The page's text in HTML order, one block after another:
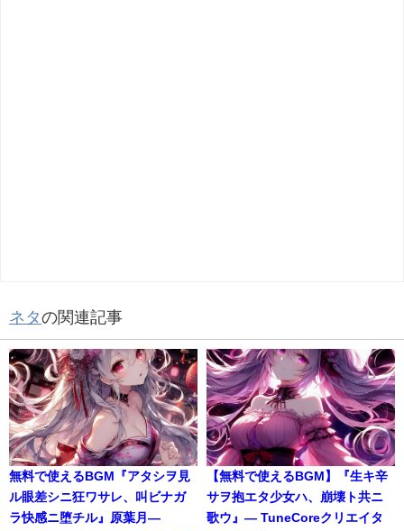
ネタの関連記事
無料で使えるBGM『アタシヲ見
ル眼差シニ狂ワサレ、叫ビナガ
ラ快感ニ堕チル』原葉月―
【無料で使えるBGM】『生キ辛
サヲ抱エタ少女ハ、崩壊ト共ニ
歌ウ』― TuneCoreクリエイタ